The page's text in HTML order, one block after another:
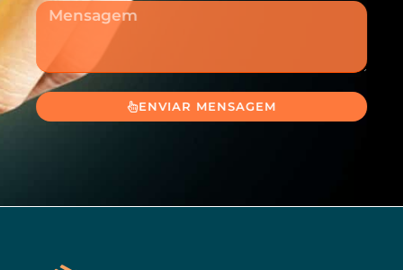
Mensagem
ENVIAR MENSAGEM